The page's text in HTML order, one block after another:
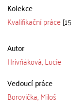
Kolekce
Kvalifikační práce
Autor
Hrivňáková, Lucie
Vedoucí práce
Borovička, Miloš